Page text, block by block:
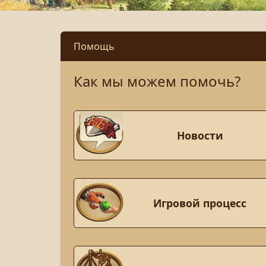
Помощь
Как мы можем помочь?
Новости
Игровой процесс